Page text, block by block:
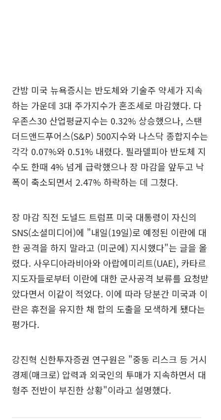
간밤 미국 뉴욕증시는 반도체와 기술주 약세가 지속
하는 가운데 3대 주가지수가 혼조세로 마감했다. 다
우존스30 산업평균지수는 0.32% 상승했으나, 스탠
더드앤드푸어스(S&P) 500지수와 나스닥 종합지수는
각각 0.07%와 0.51% 내렸다. 필라델피아 반도체 지
수도 한때 4% 넘게 급락했으나 장 마감을 앞두고 낙
폭이 축소되면서 2.47% 하락하는 데 그쳤다.
장 마감 직전 도널드 트럼프 미국 대통령이 자신의
SNS(소셜미디어)에 "내일(19일)로 예정된 이란에 대
한 공격을 하지 말라고 (미군에) 지시했다"는 글을 올
렸다. 사우디아라비아와 아랍에미리트(UAE), 카타르
지도자들로부터 이란에 대한 군사공격 보류를 요청받
았다면서 이같이 적었다. 이에 따라 당분간 미국과 이
란은 휴전을 유지한 채 합의 도출을 모색하게 됐다는
평가다.
강진혁 신한투자증권 연구원은 "중동 리스크 등 거시
경제(매크로) 압력과 외국인의 투매가 지속하면서 대
형주 전반이 부진한 상황"이라고 설명했다.